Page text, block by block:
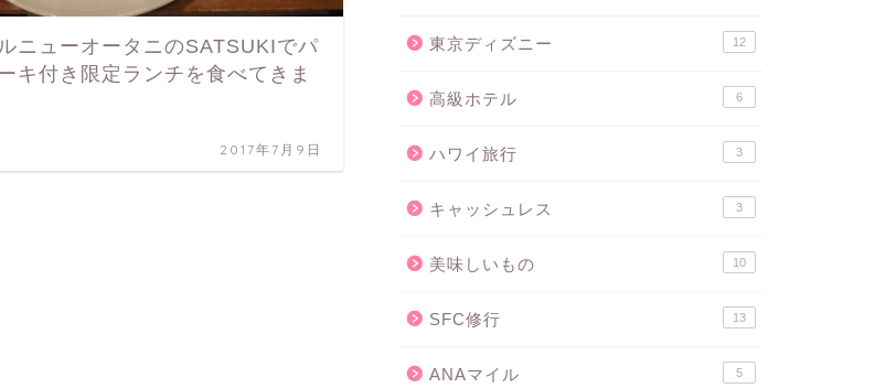
ニューオータニのSATSUKIでパ
キ付き限定ランチを食べてきま
2017年7月9日
東京ディズニー 12
高級ホテル 6
ハワイ旅行 3
キャッシュレス 3
美味しいもの 10
SFC修行 13
ANAマイル 5